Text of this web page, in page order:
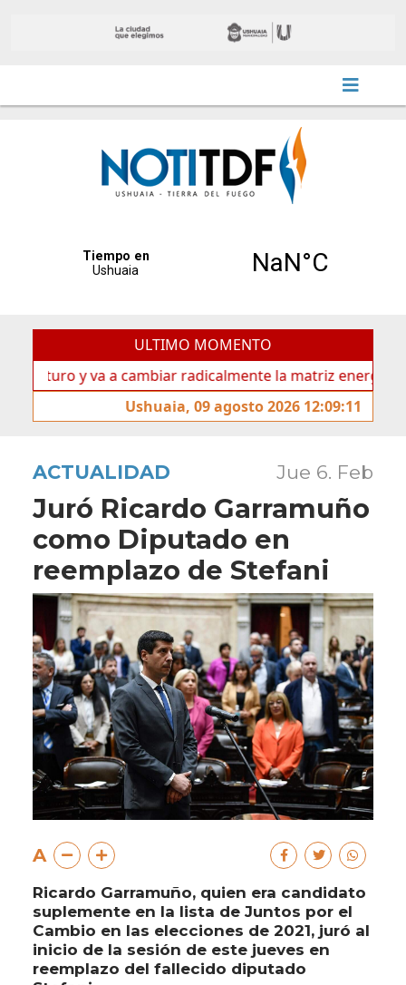
ULTIMO MOMENTO
y va a cambiar radicalmente la matriz energética de
Ushuaia, 09 agosto 2026 12:09:11
ACTUALIDAD Jue 6. Feb
Juró Ricardo Garramuño
como Diputado en
reemplazo de Stefani
A
Ricardo Garramuño, quien era candidato
suplemente en la lista de Juntos por el
Cambio en las elecciones de 2021, juró al
inicio de la sesión de este jueves en
reemplazo del fallecido diputado